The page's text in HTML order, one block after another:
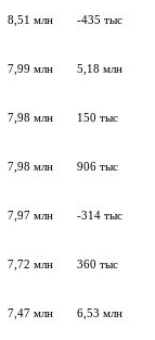
8,51 млн -435 тыс
7,99 млн 5,18 млн
7,98 млн 150 тыс
7,98 млн 906 тыс
7,97 млн -314 тыс
7,72 млн 360 тыс
7,47 млн 6,53 млн